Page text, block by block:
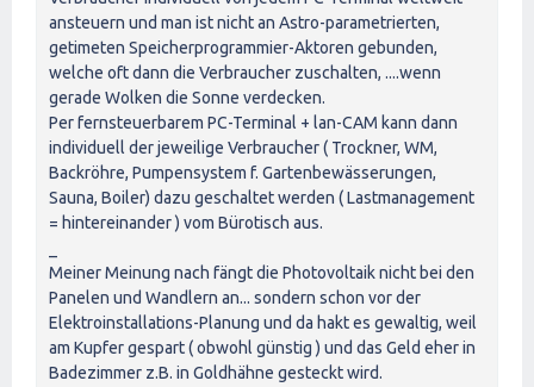
ansteuern und man ist nicht an Astro-parametrierten,
getimeten Speicherprogrammier-Aktoren gebunden,
welche oft dann die Verbraucher zuschalten, ....wenn
gerade Wolken die Sonne verdecken.
Per fernsteuerbarem PC-Terminal + lan-CAM kann dann
individuell der jeweilige Verbraucher ( Trockner, WM,
Backröhre, Pumpensystem f. Gartenbewässerungen,
Sauna, Boiler) dazu geschaltet werden ( Lastmanagement
= hintereinander ) vom Bürotisch aus.
Meiner Meinung nach fängt die Photovoltaik nicht bei den
Panelen und Wandlern an... sondern schon vor der
Elektroinstallations-Planung und da hakt es gewaltig, weil
am Kupfer gespart ( obwohl günstig ) und das Geld eher in
Badezimmer z.B. in Goldhähne gesteckt wird.